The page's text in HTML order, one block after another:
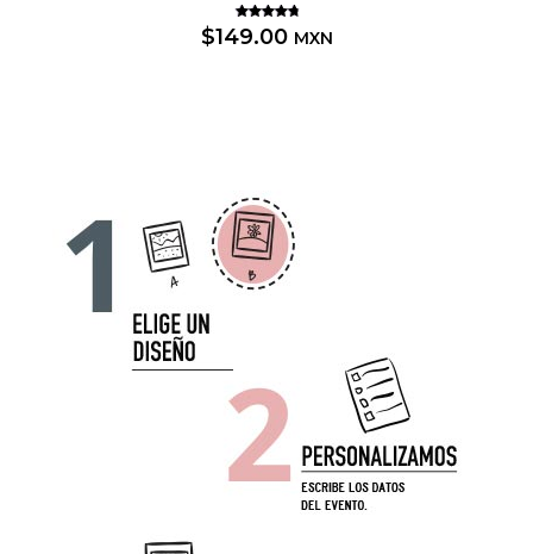
Valorado
con
5.00 de 5
$149.00 MXN